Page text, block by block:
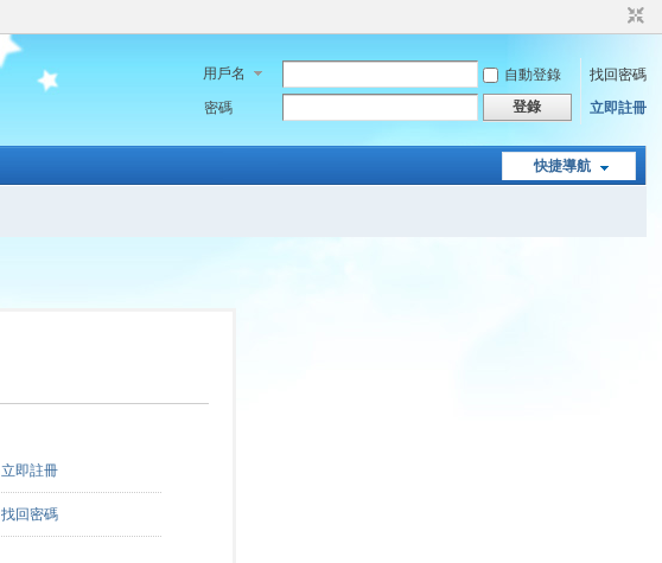
用戶名 自動登錄
找回密碼
密碼
登錄 立即註冊
快捷導航
立即註冊
找回密碼